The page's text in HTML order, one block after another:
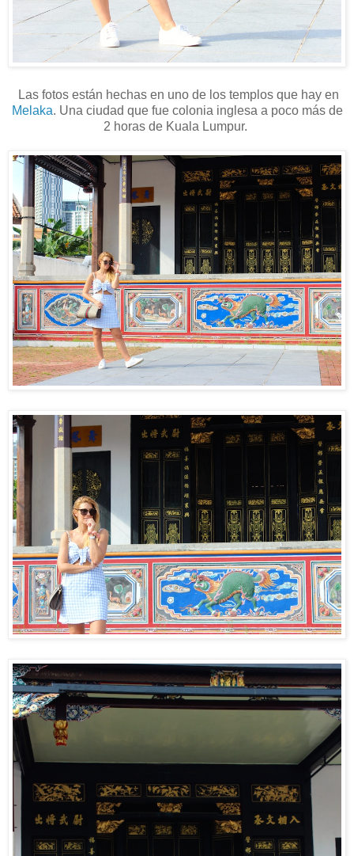
Las fotos están hechas en uno de los templos que hay en
Melaka. Una ciudad que fue colonia inglesa a poco más de
2 horas de Kuala Lumpur.